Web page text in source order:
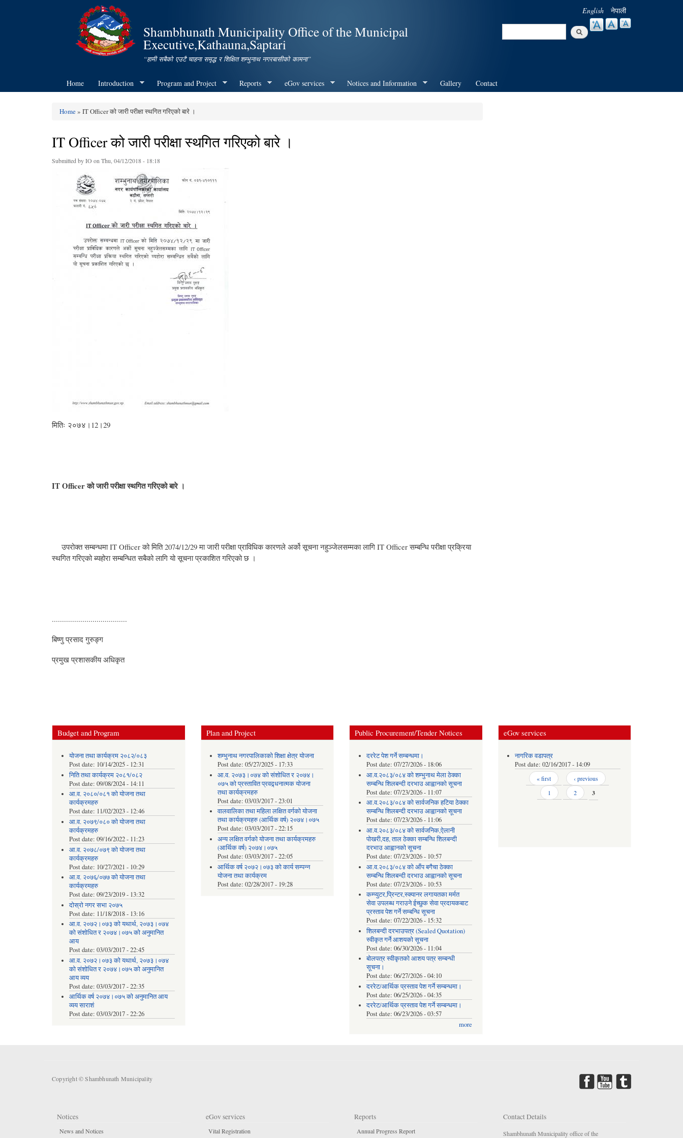
content
Shambhunath Municipality Office of the Municipal
Executive,Kathauna,Saptari
“हामी सबैको एउटै चाहना समृद्ध र शिक्षित शम्भुनाथ नगरबासीको कामना”
English नेपाली
Search
Home Introduction Program and Project Reports eGov services Notices and Information Gallery Contact
Home» IT Officer को जारी परीक्षा स्थगित गरिएको बारे ।
IT Officer को जारी परीक्षा स्थगित गरिएको बारे ।
Submitted byIO on Thu, 04/12/2018 - 18:18
मितिः २०७४।12।29
IT Officerको जारी परीक्षा स्थगित गरिएको बारे ।
उपरोक्त सम्बन्धमा IT Officer को मिति 2074/12/29 मा जारी परीक्षा प्राविधिक कारणले अर्को सूचना नहुञ्‍जेलसम्मका लागि IT Officer सम्बन्धि परीक्षा प्रक्रिया
स्थगित गरिएको ब्यहोरा सम्बन्धित सबैको लागि यो सूचना प्रकाशित गरिएको छ ।
.....................................
बिष्णु प्रसाद गुरुङ्ग
प्रमुख प्रशासकीय अधिकृत
Budget and Program
योजना तथा कार्यक्रम २०८२/०८३
Post date: 10/14/2025 - 12:31
निति तथा कार्यक्रम २०८१/०८२
Post date: 09/08/2024 - 14:11
आ.व. २०८०/०८१ को योजना तथा
कार्यक्रमहरु
Post date: 11/02/2023 - 12:46
आ.व. २०७९/०८० को योजना तथा
कार्यक्रमहरु
Post date: 09/16/2022 - 11:23
आ.व. २०७८/०७९ को योजना तथा
कार्यक्रमहरु
Post date: 10/27/2021 - 10:29
आ.व. २०७६/०७७ को योजना तथा
कार्यक्रमहरु
Post date: 09/23/2019 - 13:32
दोस्रो नगर सभा २०७५
Post date: 11/18/2018 - 13:16
आ.व. २०७२।०७३ को यथार्थ, २०७३।०७४
को संशोधित र २०७४।०७५ को अनुमानित
आय
Post date: 03/03/2017 - 22:45
आ.व. २०७२।०७३ को यथार्थ, २०७३।०७४
को संशोधित र २०७४।०७५ को अनुमानित
आय व्यय
Post date: 03/03/2017 - 22:35
आर्थिक वर्ष २०७४।०७५ को अनुमानित आय
व्यय साराशं
Post date: 03/03/2017 - 22:26
Plan and Project
शम्भुनाथ नगरपालिकाको शिक्षा क्षेत्र योजना
Post date:05/27/2025 - 17:33
आ.व. २०७३।०७४ को संशोधित र २०७४।
०७५ को प्रस्तावित प्रवद्र्धनात्मक योजना
तथा कार्यक्रमहरु
Post date:03/03/2017 - 23:01
वालवालिका तथा महिला लक्षित वर्गको योजना
तथा कार्यक्रमहरु (आर्थिक वर्ष) २०७४।०७५
Post date:03/03/2017 - 22:15
अन्य लक्षित वर्गको योजना तथा कार्यक्रमहरु
(आर्थिक वर्ष) २०७४।०७५
Post date:03/03/2017 - 22:05
आर्थिक वर्ष २०७२।०७३ को कार्य सम्पन्न
योजना तथा कार्यक्रम
Post date:02/28/2017 - 19:28
Public Procurement/Tender Notices
दररेट पेश गर्ने सम्बन्धमा।
Post date: 07/27/2026 - 18:06
आ.व.२०८३/०८४ को शम्भुनाथ मेला ठेक्का
सम्बन्धि शिलबन्दी दरभाउ आह्वानको सूचना
Post date: 07/23/2026 - 11:07
आ.व.२०८३/०८४ को सार्वजनिक हटिया ठेक्का
सम्बन्धि शिलबन्दी दरभाउ आह्वानको सूचना
Post date: 07/23/2026 - 11:06
आ.व.२०८३/०८४ को सार्वजनिक,ऐलानी
पोखरी,दह, ताल ठेक्का सम्बन्धि शिलबन्दी
दरभाउ आह्वानको सूचना
Post date: 07/23/2026 - 10:57
आ.व.२०८३/०८४ को आँप बगैचा ठेक्का
सम्बन्धि शिलबन्दी दरभाउ आह्वानको सूचना
Post date: 07/23/2026 - 10:53
कम्प्युटर,प्रिन्टर,स्क्यानर लगायतका मर्मत
सेवा उपलब्ध गराउने ईच्छुक सेवा प्रदायकबाट
प्रस्ताव पेश गर्ने सम्बन्धि सूचना
Post date: 07/22/2026 - 15:32
शिलबन्दी दरभाउपत्र (Sealed Quotation)
स्वीकृत गर्ने आशयको सूचना
Post date: 06/30/2026 - 11:04
बोलपत्र स्वीकृतको आशय पत्र सम्बन्धी
सूचना।
Post date: 06/27/2026 - 04:10
दररेट/आर्थिक प्रस्ताव पेश गर्ने सम्बन्धमा।
Post date: 06/25/2026 - 04:35
दररेट/आर्थिक प्रस्ताव पेश गर्ने सम्बन्धमा।
Post date: 06/23/2026 - 03:57
more
eGov services
नागरिक वडापत्र
Post date:02/16/2017 - 14:09
Pages « first
‹ previous
1
2 3
Copyright © Shambhunath Municipality
Notices
News and Notices
eGov services
Vital Registration
Reports
Annual Progress Report
Contact Details
Shambhunath Municipality office of the